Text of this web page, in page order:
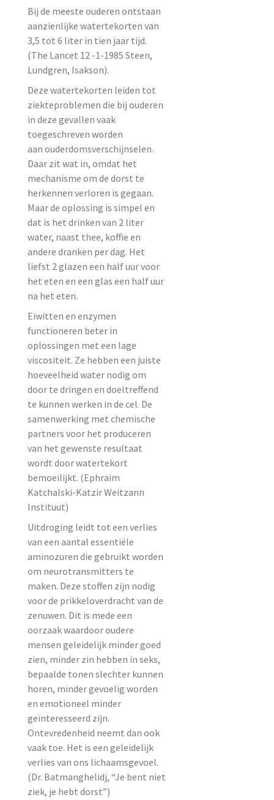
Bij de meeste ouderen ontstaan
aanzienlijke watertekorten van
3,5 tot 6 liter in tien jaar tijd.
(The Lancet 12 -1-1985 Steen,
Lundgren, Isakson).
Deze watertekorten leiden tot
ziekteproblemen die bij ouderen
in deze gevallen vaak
toegeschreven worden
aan ouderdomsverschijnselen.
Daar zit wat in, omdat het
mechanisme om de dorst te
herkennen verloren is gegaan.
Maar de oplossing is simpel en
dat is het drinken van 2 liter
water, naast thee, koffie en
andere dranken per dag. Het
liefst 2 glazen een half uur voor
het eten en een glas een half uur
na het eten.
Eiwitten en enzymen
functioneren beter in
oplossingen met een lage
viscositeit. Ze hebben een juiste
hoeveelheid water nodig om
door te dringen en doeltreffend
te kunnen werken in de cel. De
samenwerking met chemische
partners voor het produceren
van het gewenste resultaat
wordt door watertekort
bemoeilijkt. (Ephraim
Katchalski-Katzir Weitzann
Instituut)
Uitdroging leidt tot een verlies
van een aantal essentiële
aminozuren die gebruikt worden
om neurotransmitters te
maken. Deze stoffen zijn nodig
voor de prikkeloverdracht van de
zenuwen. Dit is mede een
oorzaak waardoor oudere
mensen geleidelijk minder goed
zien, minder zin hebben in seks,
bepaalde tonen slechter kunnen
horen, minder gevoelig worden
en emotioneel minder
geïnteresseerd zijn.
Ontevredenheid neemt dan ook
vaak toe. Het is een geleidelijk
verlies van ons lichaamsgevoel.
(Dr. Batmanghelidj, “Je bent niet
ziek, je hebt dorst”)